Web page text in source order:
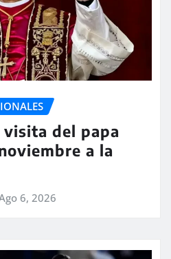
del papa
a la
6, 2026